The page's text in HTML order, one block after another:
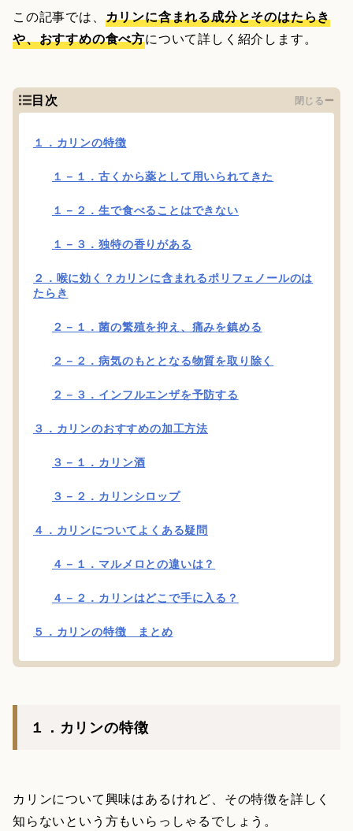
この記事では、 カリンに含まれる成分とそのはたらき
や、おすすめの食べ方について詳しく紹介します。
目次 閉じる
１．カリンの特徴
１－１．古くから薬として用いられてきた
１－２．生で食べることはできない
１－３．独特の香りがある
２．喉に効く？カリンに含まれるポリフェノールのは
たらき
２－１．菌の繁殖を抑え、痛みを鎮める
２－２．病気のもととなる物質を取り除く
２－３．インフルエンザを予防する
３．カリンのおすすめの加工方法
３－１．カリン酒
３－２．カリンシロップ
４．カリンについてよくある疑問
４－１．マルメロとの違いは？
４－２．カリンはどこで手に入る？
５．カリンの特徴 まとめ
１．カリンの特徴
カリンについて興味はあるけれど、その特徴を詳しく
知らないという方もいらっしゃるでしょう。